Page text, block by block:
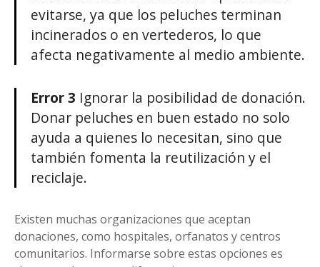
evitarse, ya que los peluches terminan
incinerados o en vertederos, lo que
afecta negativamente al medio ambiente.
Error 3 Ignorar la posibilidad de donación.
Donar peluches en buen estado no solo
ayuda a quienes lo necesitan, sino que
también fomenta la reutilización y el
reciclaje.
Existen muchas organizaciones que aceptan
donaciones, como hospitales, orfanatos y centros
comunitarios. Informarse sobre estas opciones es